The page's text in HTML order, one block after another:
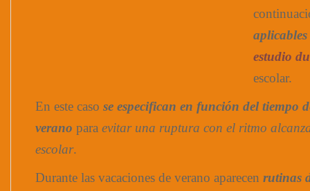
estudio
escolar.
En este caso se especifican en función del tiempo
verano para evitar una ruptura con el ritmo
escolar.
Durante las vacaciones de verano aparecen rutinas